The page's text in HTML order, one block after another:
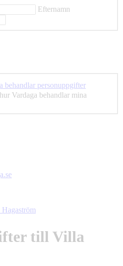
Efternamn
behandlar personuppgifter
Vardaga behandlar mina
till Villa